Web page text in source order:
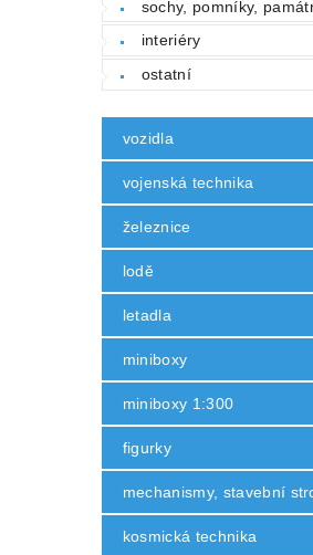
sochy, pomníky,
interiéry
ostatní
vozidla
vojenská technika
železnice
lodě
letadla
miniboxy
miniboxy 1:300
figurky
mechanismy, stavební
kosmická technika